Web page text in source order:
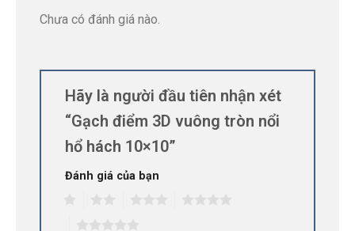
Chưa có đánh giá nào.
Hãy là người đầu tiên nhận xét
“Gạch điểm 3D vuông tròn nổi
hổ hách 10×10”
Đánh giá của bạn